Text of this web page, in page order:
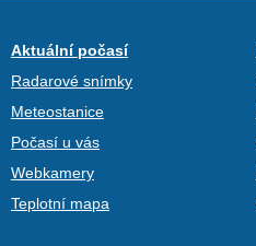
Aktuální počasí
Radarové snímky
Meteostanice
Počasí u vás
Webkamery
Teplotní mapa